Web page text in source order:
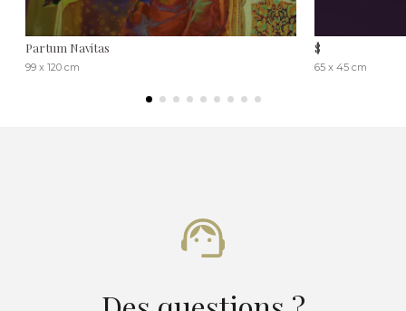
Partum Navitas
99 x 120 cm
$
65 x 45 cm